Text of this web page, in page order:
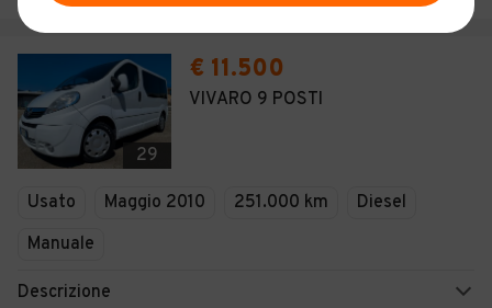
29
€ 11.500
VIVARO 9 POSTI
Usato Maggio 2010 251.000 km
Diesel
Manuale
Descrizione